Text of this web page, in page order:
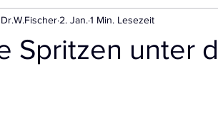
Spritzen unter
Dr.W.Fischer 2. Jan. 1 Min. Lesezeit